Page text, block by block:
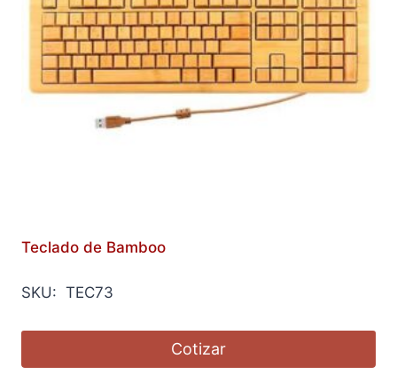
Teclado de Bamboo
SKU: TEC73
Cotizar